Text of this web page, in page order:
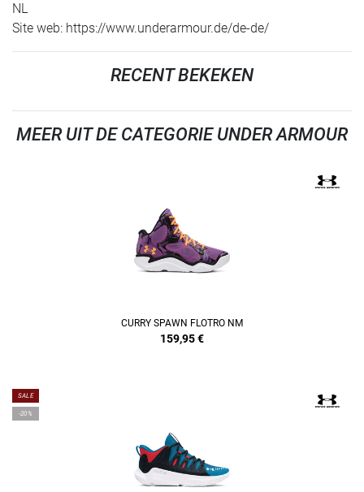
NL
Site web: https://www.underarmour.de/de-de/
RECENT BEKEKEN
MEER UIT DE CATEGORIE UNDER ARMOUR
CURRY SPAWN FLOTRO NM
159,95€
SALE
-20%